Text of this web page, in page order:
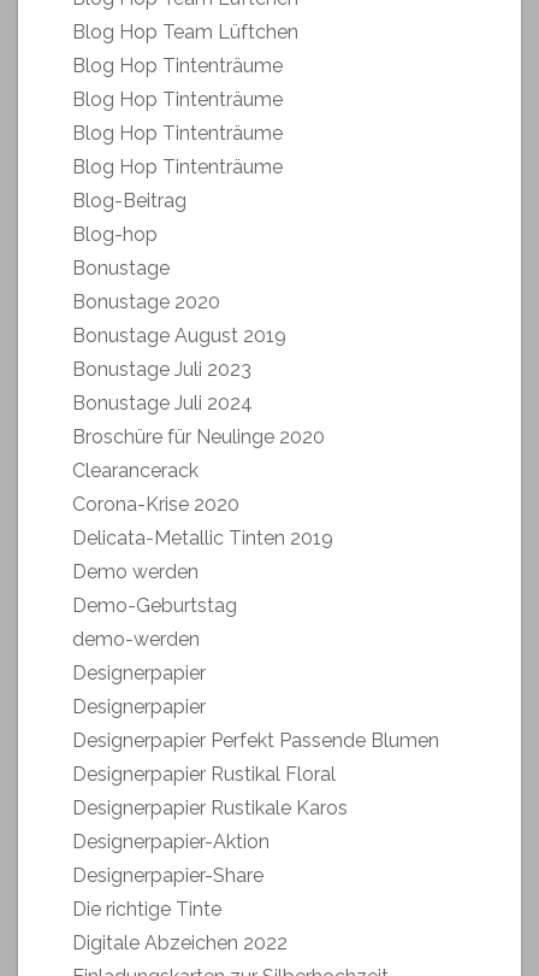
Blog Hop Team Lüftchen
Blog Hop Tintenträume
Blog Hop Tintenträume
Blog Hop Tintenträume
Blog Hop Tintenträume
Blog-Beitrag
Blog-hop
Bonustage
Bonustage 2020
Bonustage August 2019
Bonustage Juli 2023
Bonustage Juli 2024
Broschüre für Neulinge 2020
Clearancerack
Corona-Krise 2020
Delicata-Metallic Tinten 2019
Demo werden
Demo-Geburtstag
demo-werden
Designerpapier
Designerpapier
Designerpapier Perfekt Passende Blumen
Designerpapier Rustikal Floral
Designerpapier Rustikale Karos
Designerpapier-Aktion
Designerpapier-Share
Die richtige Tinte
Digitale Abzeichen 2022